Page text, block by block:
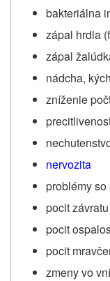
bakteriálna
zápal hrdla
zápal
nádcha,
zníženie
nervozita
problémy so
pocit závratu
pocit
pocit
zmeny vo